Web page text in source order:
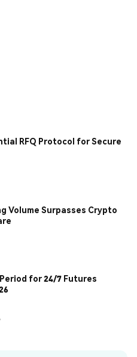
RFQ Protocol for Secure
Volume Surpasses Crypto
for 24/7 Futures